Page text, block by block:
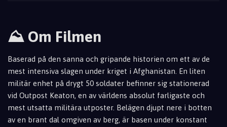
⛰ Om Filmen
Baserad på den sanna och gripande historien om ett av de
mest intensiva slagen under kriget i Afghanistan. En liten
militär enhet på drygt 50 soldater befinner sig stationerad
vid Outpost Keaton, en av världens absolut farligaste och
mest utsatta militära utposter. Belägen djupt nere i botten
av en brant dal omgiven av berg, är basen under konstant